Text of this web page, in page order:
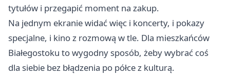
tytułów i przegapić moment na zakup.
Na jednym ekranie widać więc i koncerty, i pokazy
specjalne, i kino z rozmową w tle. Dla mieszkańców
Białegostoku to wygodny sposób, żeby wybrać coś
dla siebie bez błądzenia po półce z kulturą.